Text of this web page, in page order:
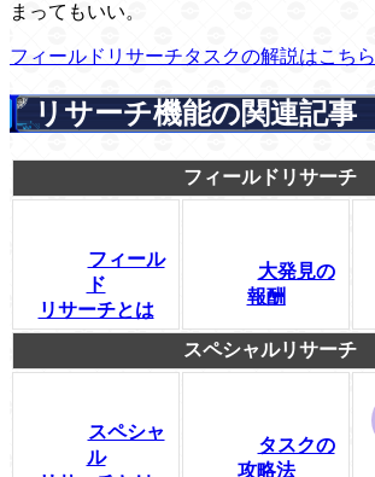
まってもいい。
フィールドリサーチタスクの解説はこちら
リサーチ機能の関連記事
フィールドリサーチ
フィール
ド
リサーチとは
大発見の
報酬
スペシャルリサーチ
スペシャ
ル
タスクの
攻略法